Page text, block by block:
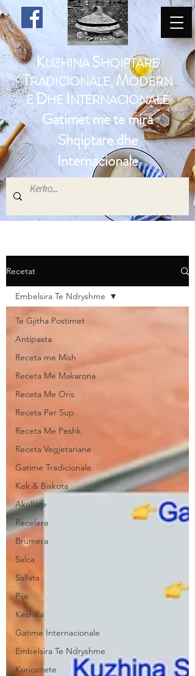
KUZHINASHQIPTARE
TRADICIONALE, MODERN
EDHE INTERNACIONALE
Gatimet me te mira
Shqiptare dhe
Internacionale
Recetat
Te Gjitha Postimet
Antipasta
Receta me Mish
Receta Me Makarona
Receta Me Oris
Receta Per Sup
Receta Me Peshk
Receta Vegjetariane
Gatime Tradicionale
Kek & Biskota
Akullore
Recelera
Brumera
Salca
Sallata
Pije
Keshilla
Gatime Internacionale
Embelsira Te Ndryshme
Kuriozitete
Embelsira Te Ndryshme